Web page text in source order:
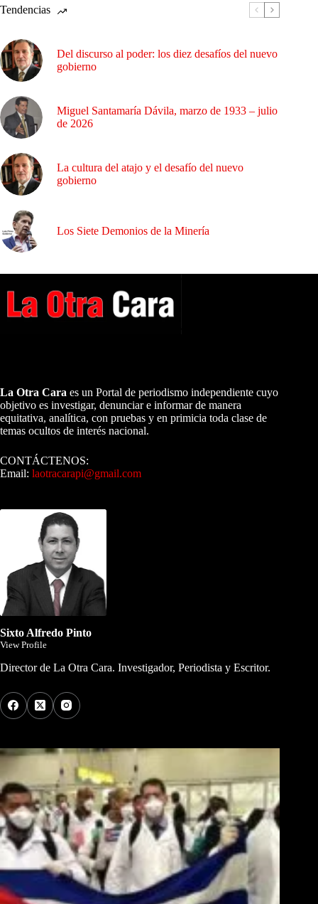
Tendencias
Del discurso al poder: los diez desafíos del nuevo
gobierno
Miguel Santamaría Dávila, marzo de 1933 – julio
de 2026
La cultura del atajo y el desafío del nuevo
gobierno
Los Siete Demonios de la Minería
La Otra Cara es un Portal de periodismo independiente cuyo
objetivo es investigar, denunciar e informar de manera
equitativa, analítica, con pruebas y en primicia toda clase de
temas ocultos de interés nacional.
CONTÁCTENOS:
Email: laotracarapi@gmail.com
Sixto Alfredo Pinto
View Profile
Director de La Otra Cara. Investigador, Periodista y Escritor.